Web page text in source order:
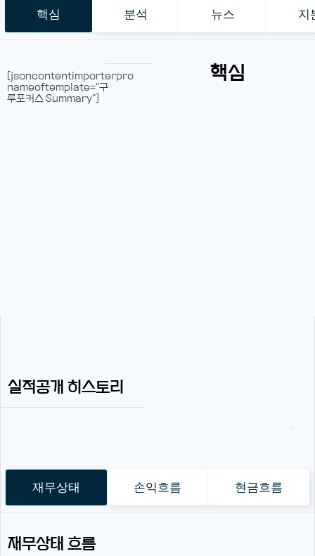
핵심 분석 뉴스 지
핵심
[jsoncontentimporterpro
nameoftemplate="구
루포커스 Summary"]
실적공개 히스토리
재무상태 손익흐름 현금흐름
재무상태 흐름